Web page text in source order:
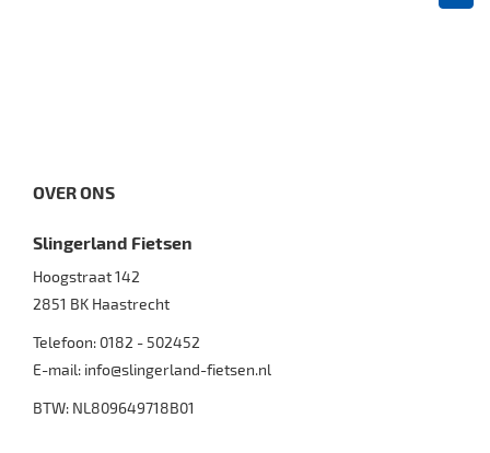
OVER ONS
Slingerland Fietsen
Hoogstraat 142
2851 BK Haastrecht
Telefoon: 0182 - 502452
E-mail: info@slingerland-fietsen.nl
BTW: NL809649718B01